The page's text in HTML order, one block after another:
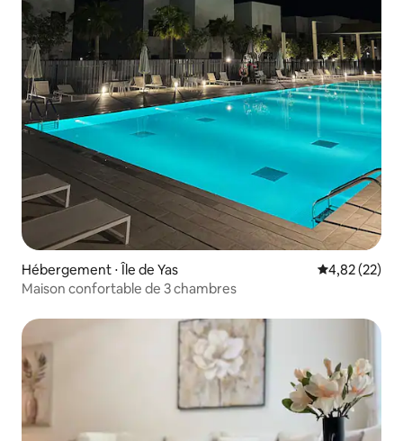
Hébergement ⋅ Île de Yas Évaluation
4,82 (22)
Maison confortable de 3 chambres